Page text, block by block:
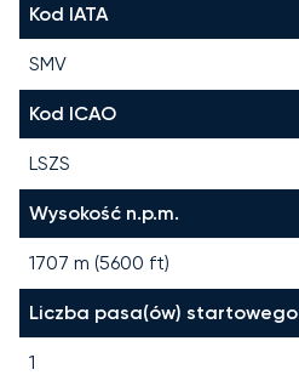
Kod IATA
SMV
Kod ICAO
LSZS
Wysokość n.p.m.
1707 m (5600 ft)
Liczba pasa(ów) startowego
1